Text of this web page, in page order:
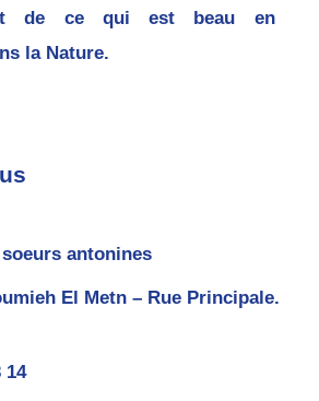
de ce qui est beau en
la Nature.
antonines
El Metn – Rue Principale.
14